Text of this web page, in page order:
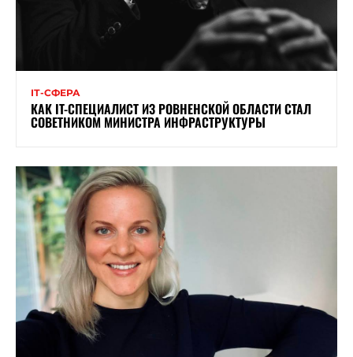
ІТ-СФЕРА
КАК IT-СПЕЦИАЛИСТ ИЗ РОВНЕНСКОЙ ОБЛАСТИ СТАЛ
СОВЕТНИКОМ МИНИСТРА ИНФРАСТРУКТУРЫ